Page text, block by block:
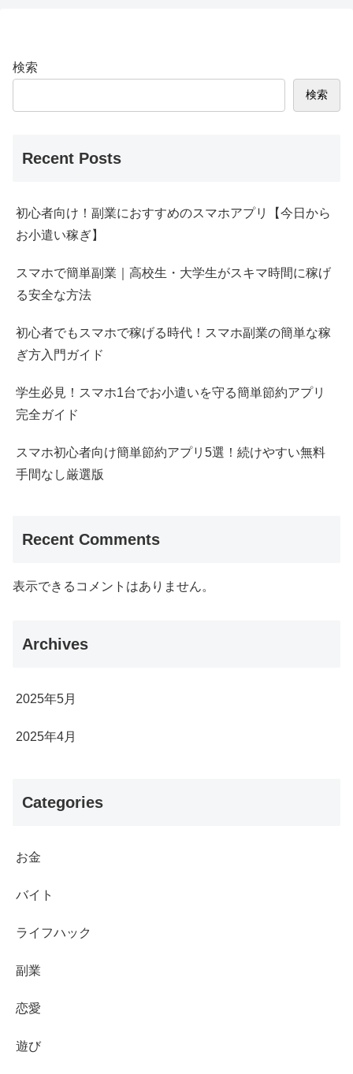
検索
検索
Recent Posts
初心者向け！副業におすすめのスマホアプリ【今日から
お小遣い稼ぎ】
スマホで簡単副業｜高校生・大学生がスキマ時間に稼げ
る安全な方法
初心者でもスマホで稼げる時代！スマホ副業の簡単な稼
ぎ方入門ガイド
学生必見！スマホ1台でお小遣いを守る簡単節約アプリ
完全ガイド
スマホ初心者向け簡単節約アプリ5選！続けやすい無料
手間なし厳選版
Recent Comments
表示できるコメントはありません。
Archives
2025年5月
2025年4月
Categories
お金
バイト
ライフハック
副業
恋愛
遊び